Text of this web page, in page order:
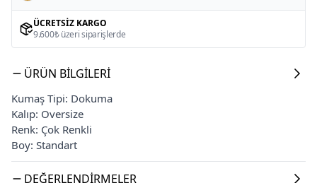
ÜCRETSIZ KARGO
9.600₺ üzeri siparişlerde
ÜRÜN BILGILERI
Kumaş Tipi: Dokuma
Kalıp: Oversize
Renk: Çok Renkli
Boy: Standart
DEĞERLENDIRMELER